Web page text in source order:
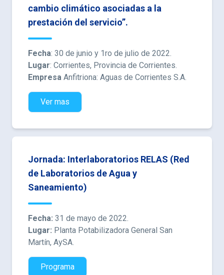
cambio climático asociadas a la
prestación del servicio”.
Fecha: 30 de junio y 1ro de julio de 2022.
Lugar: Corrientes, Provincia de Corrientes.
Empresa Anfitriona: Aguas de Corrientes S.A.
Ver mas
Jornada: Interlaboratorios RELAS (Red
de Laboratorios de Agua y
Saneamiento)
Fecha: 31 de mayo de 2022.
Lugar: Planta Potabilizadora General San
Martín, AySA.
Programa